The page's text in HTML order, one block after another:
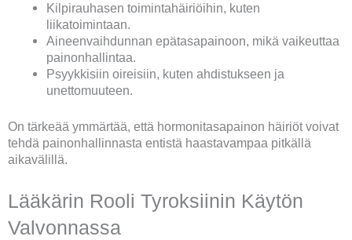
Kilpirauhasen toimintahäiriöihin, kuten
liikatoimintaan.
Aineenvaihdunnan epätasapainoon, mikä vaikeuttaa
painonhallintaa.
Psyykkisiin oireisiin, kuten ahdistukseen ja
unettomuuteen.
On tärkeää ymmärtää, että hormonitasapainon häiriöt voivat
tehdä painonhallinnasta entistä haastavampaa pitkällä
aikavälillä.
Lääkärin Rooli Tyroksiinin Käytön
Valvonnassa